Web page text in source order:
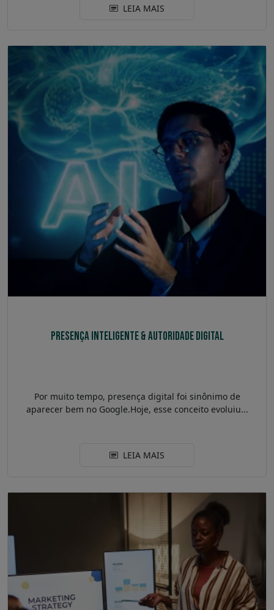
LEIA MAIS
Presença Inteligente & Autoridade Digital
Por muito tempo, presença digital foi sinônimo de
aparecer bem no Google.Hoje, esse conceito evoluiu...
LEIA MAIS